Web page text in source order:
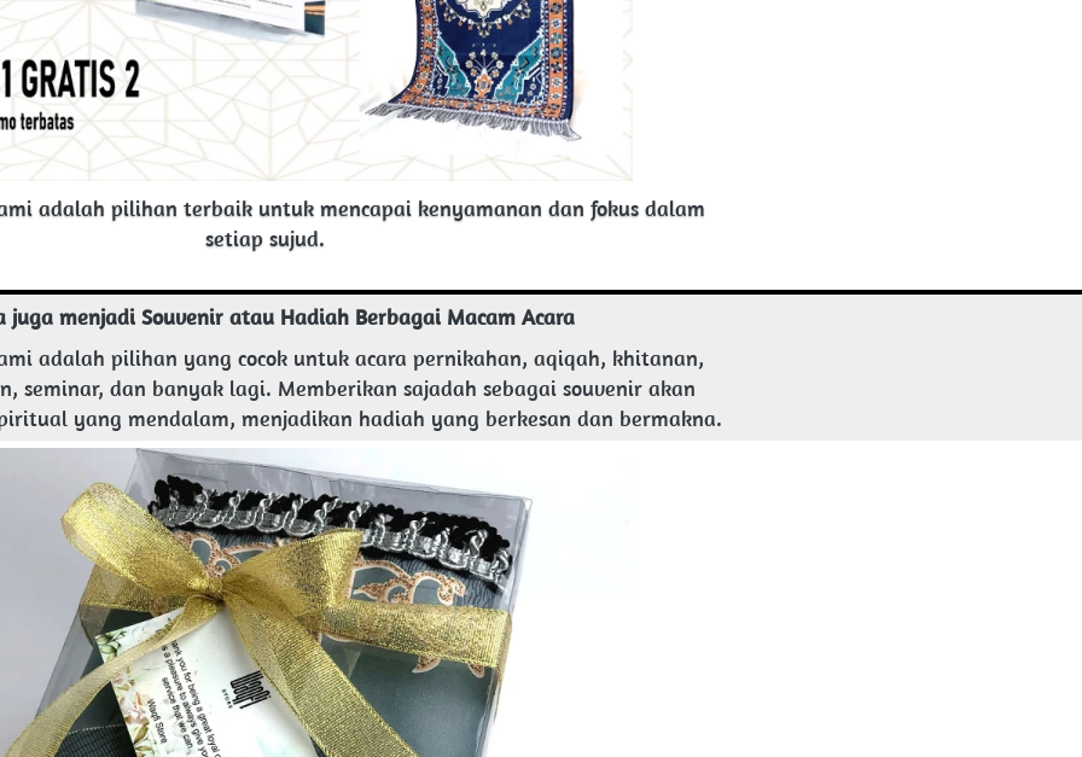
adalah pilihan terbaik untuk mencapai kenyamanan dan fokus dalam
setiap sujud.
juga menjadi Souvenir atau Hadiah Berbagai Macam Acara
adalah pilihan yang cocok untuk acara pernikahan, aqiqah, khitanan,
seminar, dan banyak lagi. Memberikan sajadah sebagai souvenir akan
yang mendalam, menjadikan hadiah yang berkesan dan bermakna.